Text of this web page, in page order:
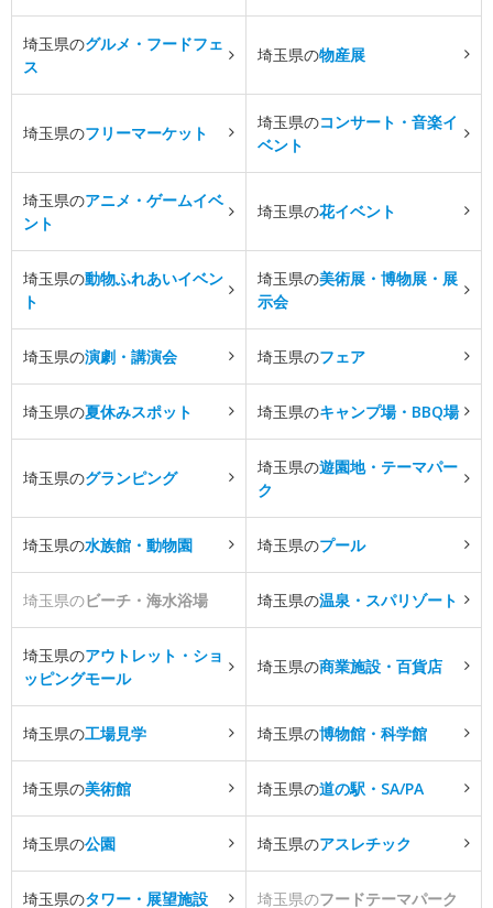
埼玉県のグルメ・フードフェ
ス
埼玉県の物産展
埼玉県のフリーマーケット
埼玉県のコンサート・音楽イ
ベント
埼玉県のアニメ・ゲームイベ
ント
埼玉県の花イベント
埼玉県の動物ふれあいイベン
ト
埼玉県の美術展・博物展・展
示会
埼玉県の演劇・講演会 埼玉県のフェア
埼玉県の夏休みスポット 埼玉県のキャンプ場・BBQ場
埼玉県のグランピング
埼玉県の遊園地・テーマパー
ク
埼玉県の水族館・動物園 埼玉県のプール
埼玉県のビーチ・海水浴場 埼玉県の温泉・スパリゾート
埼玉県のアウトレット・ショ
ッピングモール
埼玉県の商業施設・百貨店
埼玉県の工場見学 埼玉県の博物館・科学館
埼玉県の美術館 埼玉県の道の駅・SA/PA
埼玉県の公園 埼玉県のアスレチック
埼玉県のタワー・展望施設 埼玉県のフードテーマパーク